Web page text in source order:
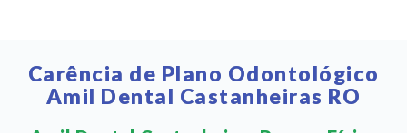
Carência de Plano Odontológico
Amil Dental Castanheiras RO